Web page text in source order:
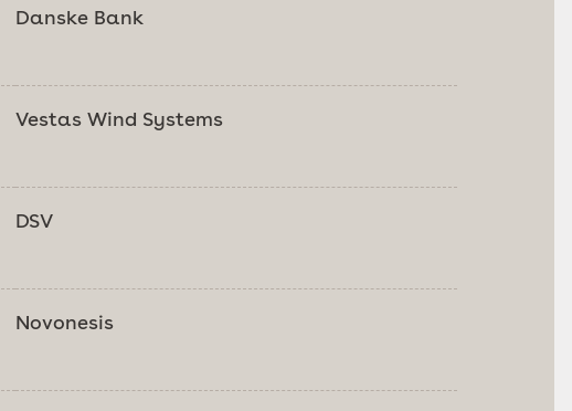
Danske Bank
Vestas Wind Systems
DSV
Novonesis